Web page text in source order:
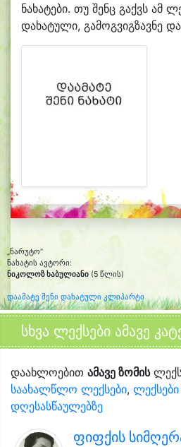
ნახატები. თუ შენც გაქვს ამ
დახატული, გამოგვიგზავნე და
„ნარუტო“
ნახატის ავტორი:
ნიკოლოზ ხაბულიანი (5 წლის)
დაამატე შენი დახატული კლიპარტი
სხვა ლექსები ამავე
დაახლოებით ამავე ზომის
საახალწლო ლექსები,
დღესასწაულებზე
ფიფქის